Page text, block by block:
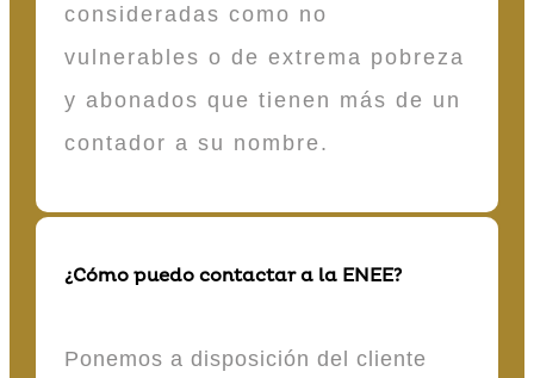
consideradas como no
vulnerables o de extrema pobreza
y abonados que tienen más de un
contador a su nombre.
¿Cómo puedo contactar a la ENEE?
Ponemos a disposición del cliente